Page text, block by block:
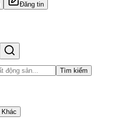
Đăng tin
Tìm kiếm
Khác